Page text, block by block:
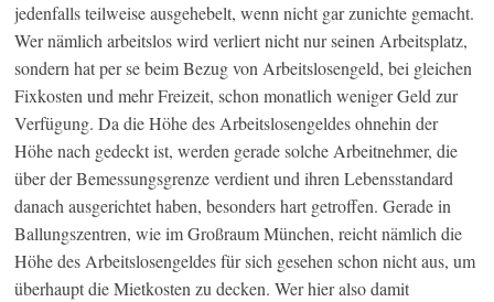
jedenfalls teilweise ausgehebelt, wenn nicht gar zunichte gemacht.
Wer nämlich arbeitslos wird verliert nicht nur seinen Arbeitsplatz,
sondern hat per se beim Bezug von Arbeitslosengeld, bei gleichen
Fixkosten und mehr Freizeit, schon monatlich weniger Geld zur
Verfügung. Da die Höhe des Arbeitslosengeldes ohnehin der
Höhe nach gedeckt ist, werden gerade solche Arbeitnehmer, die
über der Bemessungsgrenze verdient und ihren Lebensstandard
danach ausgerichtet haben, besonders hart getroffen. Gerade in
Ballungszentren, wie im Großraum München, reicht nämlich die
Höhe des Arbeitslosengeldes für sich gesehen schon nicht aus, um
überhaupt die Mietkosten zu decken. Wer hier also damit